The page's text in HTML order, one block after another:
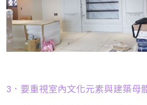
3．要重視室內文化元素與建築母